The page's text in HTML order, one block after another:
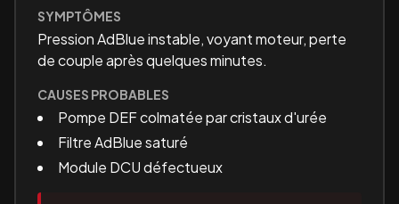
SYMPTÔMES
Pression AdBlue instable, voyant moteur, perte
de couple après quelques minutes.
CAUSES PROBABLES
Pompe DEF colmatée par cristaux d'urée
Filtre AdBlue saturé
Module DCU défectueux